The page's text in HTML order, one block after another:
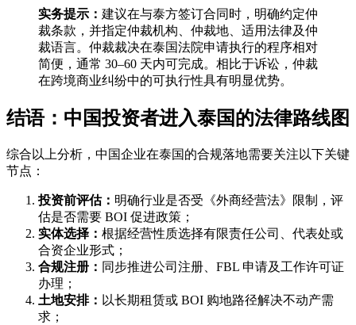
实务提示： 建议在与泰方签订合同时，明确约定仲
裁条款，并指定仲裁机构、仲裁地、适用法律及仲
裁语言。仲裁裁决在泰国法院申请执行的程序相对
简便，通常 30–60 天内可完成。相比于诉讼，仲裁
在跨境商业纠纷中的可执行性具有明显优势。
结语：中国投资者进入泰国的法律路线图
综合以上分析，中国企业在泰国的合规落地需要关注以下关键
节点：
投资前评估： 明确行业是否受《外商经营法》限制，评
估是否需要 BOI 促进政策；
实体选择： 根据经营性质选择有限责任公司、代表处或
合资企业形式；
合规注册： 同步推进公司注册、FBL 申请及工作许可证
办理；
土地安排： 以长期租赁或 BOI 购地路径解决不动产需
求；